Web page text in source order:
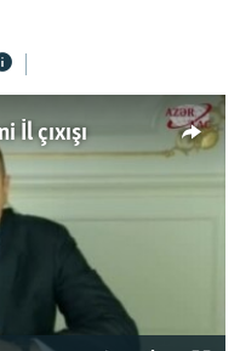
İl çıxışı
available